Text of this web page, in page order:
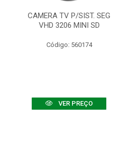
CAMERA TV P/SIST. SEG
VHD 3206 MINI SD
Código: 560174
VER PREÇO